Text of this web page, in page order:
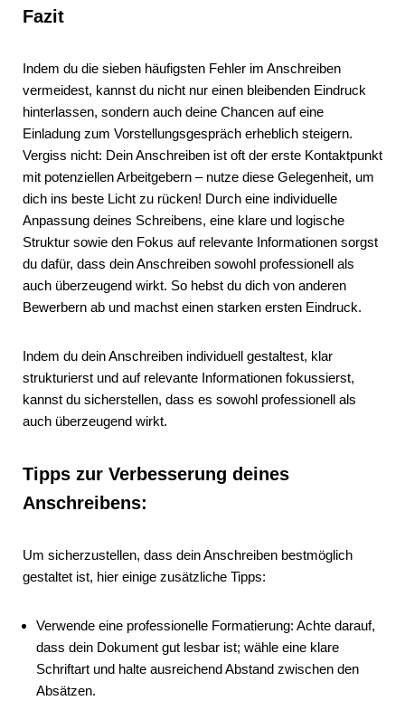
Fazit
Indem du die sieben häufigsten Fehler im Anschreiben
vermeidest, kannst du nicht nur einen bleibenden Eindruck
hinterlassen, sondern auch deine Chancen auf eine
Einladung zum Vorstellungsgespräch erheblich steigern.
Vergiss nicht: Dein Anschreiben ist oft der erste Kontaktpunkt
mit potenziellen Arbeitgebern – nutze diese Gelegenheit, um
dich ins beste Licht zu rücken! Durch eine individuelle
Anpassung deines Schreibens, eine klare und logische
Struktur sowie den Fokus auf relevante Informationen sorgst
du dafür, dass dein Anschreiben sowohl professionell als
auch überzeugend wirkt. So hebst du dich von anderen
Bewerbern ab und machst einen starken ersten Eindruck.
Indem du dein Anschreiben individuell gestaltest, klar
strukturierst und auf relevante Informationen fokussierst,
kannst du sicherstellen, dass es sowohl professionell als
auch überzeugend wirkt.
Tipps zur Verbesserung deines
Anschreibens:
Um sicherzustellen, dass dein Anschreiben bestmöglich
gestaltet ist, hier einige zusätzliche Tipps:
Verwende eine professionelle Formatierung: Achte darauf,
dass dein Dokument gut lesbar ist; wähle eine klare
Schriftart und halte ausreichend Abstand zwischen den
Absätzen.